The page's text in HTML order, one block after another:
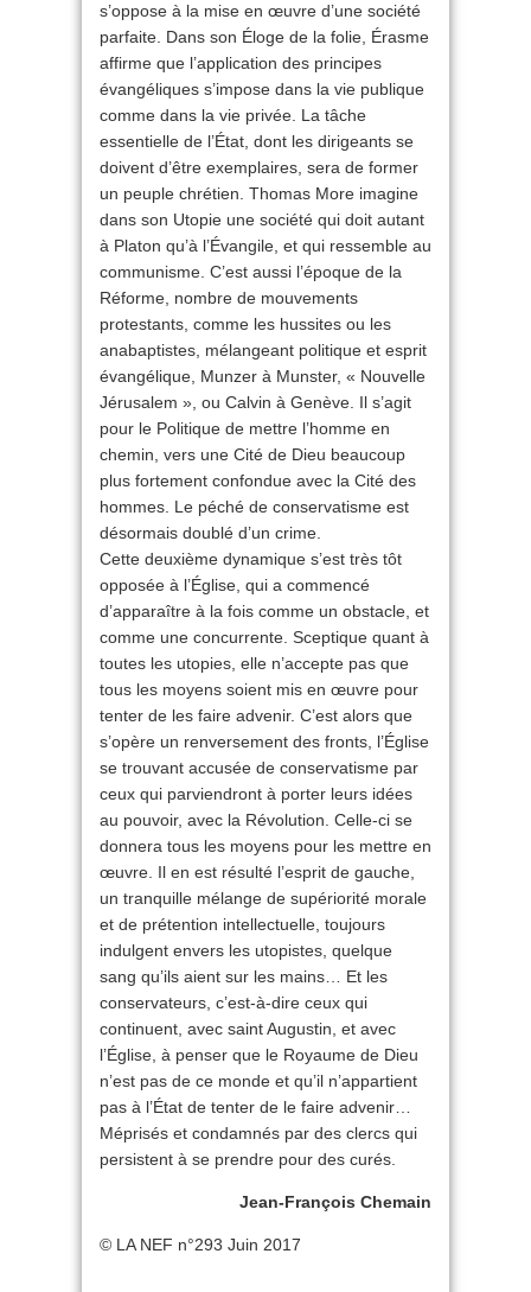
s’oppose à la mise en œuvre d’une société
parfaite. Dans son Éloge de la folie, Érasme
affirme que l’application des principes
évangéliques s’impose dans la vie publique
comme dans la vie privée. La tâche
essentielle de l’État, dont les dirigeants se
doivent d’être exemplaires, sera de former
un peuple chrétien. Thomas More imagine
dans son Utopie une société qui doit autant
à Platon qu’à l’Évangile, et qui ressemble au
communisme. C’est aussi l’époque de la
Réforme, nombre de mouvements
protestants, comme les hussites ou les
anabaptistes, mélangeant politique et esprit
évangélique, Munzer à Munster, « Nouvelle
Jérusalem », ou Calvin à Genève. Il s’agit
pour le Politique de mettre l’homme en
chemin, vers une Cité de Dieu beaucoup
plus fortement confondue avec la Cité des
hommes. Le péché de conservatisme est
désormais doublé d’un crime.
Cette deuxième dynamique s’est très tôt
opposée à l’Église, qui a commencé
d’apparaître à la fois comme un obstacle, et
comme une concurrente. Sceptique quant à
toutes les utopies, elle n’accepte pas que
tous les moyens soient mis en œuvre pour
tenter de les faire advenir. C’est alors que
s’opère un renversement des fronts, l’Église
se trouvant accusée de conservatisme par
ceux qui parviendront à porter leurs idées
au pouvoir, avec la Révolution. Celle-ci se
donnera tous les moyens pour les mettre en
œuvre. Il en est résulté l’esprit de gauche,
un tranquille mélange de supériorité morale
et de prétention intellectuelle, toujours
indulgent envers les utopistes, quelque
sang qu’ils aient sur les mains… Et les
conservateurs, c’est-à-dire ceux qui
continuent, avec saint Augustin, et avec
l’Église, à penser que le Royaume de Dieu
n’est pas de ce monde et qu’il n’appartient
pas à l’État de tenter de le faire advenir…
Méprisés et condamnés par des clercs qui
persistent à se prendre pour des curés.
Jean-François Chemain
© LA NEF n°293 Juin 2017